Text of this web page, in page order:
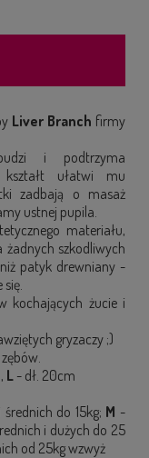
Liver Branch firmy
i podtrzyma
kształt ułatwi mu
zadbają o masaż
ustnej pupila.
materiału,
żadnych szkodliwych
patyk drewniany -
kochających żucie i
gryzaczy ;)
L - dł. 20cm
do 15kg; M -
i dużych do 25
od 25kg wzwyż